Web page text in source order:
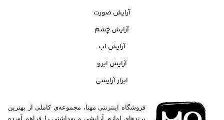
آرایش صورت
آرایش چشم
آرایش لب
آرایش ابرو
ابزار آرایشی
فروشگاه اینترنتی مهنا، مجموعه‌ی کاملی از بهترین
برندهای لوازم آرایشی و بهداشتی را فراهم آورده